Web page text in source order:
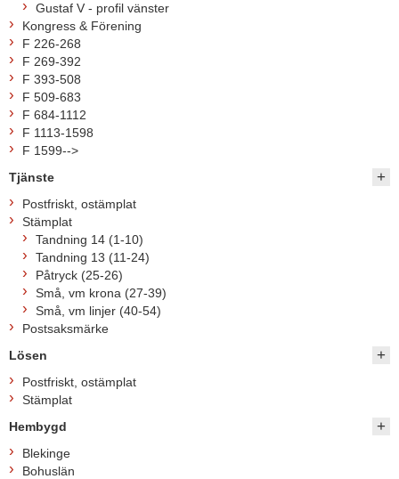
Gustaf V - profil vänster
Kongress & Förening
F 226-268
F 269-392
F 393-508
F 509-683
F 684-1112
F 1113-1598
F 1599-->
Tjänste
Postfriskt, ostämplat
Stämplat
Tandning 14 (1-10)
Tandning 13 (11-24)
Påtryck (25-26)
Små, vm krona (27-39)
Små, vm linjer (40-54)
Postsaksmärke
Lösen
Postfriskt, ostämplat
Stämplat
Hembygd
Blekinge
Bohuslän